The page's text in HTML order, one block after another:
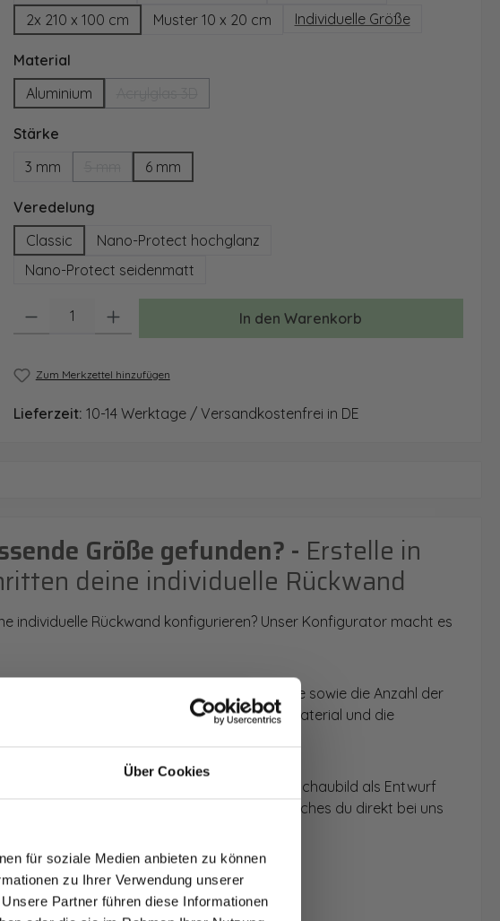
Über Cookies
für soziale Medien anbieten zu können
zu Ihrer Verwendung unserer
Partner führen diese Informationen
2x 210 x 100 cm
Muster 10 x 20 cm Individuelle Größe
Materialauswählen
Aluminium
Stärkeauswählen
3 mm
(Diese Option ist zurzeit nicht verfügbar.)
6 mm
Veredelungauswählen
Classic
Nano-Protect hochglanz
Nano-Protect seidenmatt
Produkt Anzahl: Gib den gewünschten Wert ein oder benutze die Schaltflächen
In den Warenkorb
Zum Merkzettel hinzufügen
Lieferzeit: 10-14 Werktage / Versandkostenfrei in DE
Größe gefunden? - Erstelle in
deine individuelle Rückwand
individuelle Rückwand konfigurieren? Unser Konfigurator macht es
es: Wähle den Anwendungsbereich, die Größe sowie die Anzahl der
kannst du dein Wunschmotiv, das Material und die
Konfigurators werden dir die Rückwände im Schaubild als Entwurf
erhältst du dein individuelles Angebot, welches du direkt bei uns
anmelden.